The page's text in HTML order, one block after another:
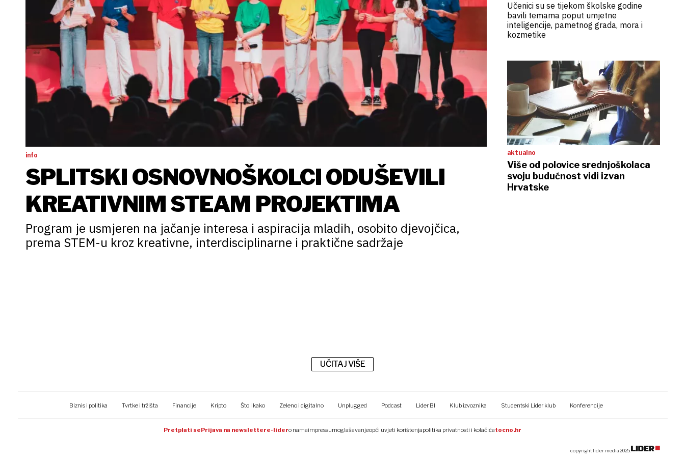
info
SPLITSKI OSNOVNOŠKOLCI ODUŠEVILI
KREATIVNIM STEAM PROJEKTIMA
Program je usmjeren na jačanje interesa i aspiracija mladih, osobito djevojčica,
prema STEM-u kroz kreativne, interdisciplinarne i praktične sadržaje
Učenici su se tijekom školske godine
bavili temama poput umjetne
inteligencije, pametnog grada, mora i
kozmetike
aktualno
Više od polovice srednjoškolaca
svoju budućnost vidi izvan
Hrvatske
UČITAJ VIŠE
Biznis i politika Tvrtke i tržišta Financije Kripto Što i kako Zeleno i digitalno Unplugged Podcast Lider BI Klub izvoznika Studentski Lider klub Konferencije
Pretplati sePrijava na newslettere-lidero namaimpressumoglašavanjeopći uvjeti korištenjapolitika privatnosti i kolačićatocno.hr
copyright lider media 2025.